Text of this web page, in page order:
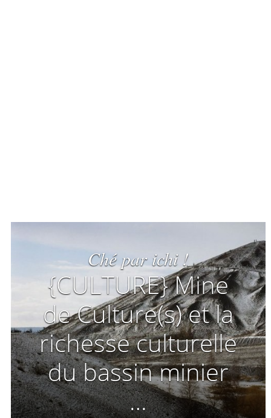
Ché par ichi !
{CULTURE} Mine
de Culture(s) et la
richesse culturelle
du bassin minier
…